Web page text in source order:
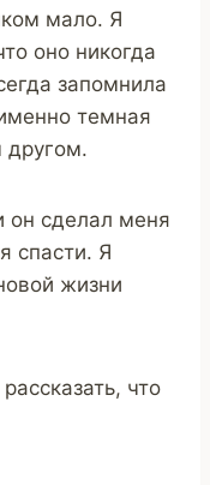
мало. Я
оно никогда
запомнила
темная
другом.
он сделал меня
спасти. Я
жизни
что